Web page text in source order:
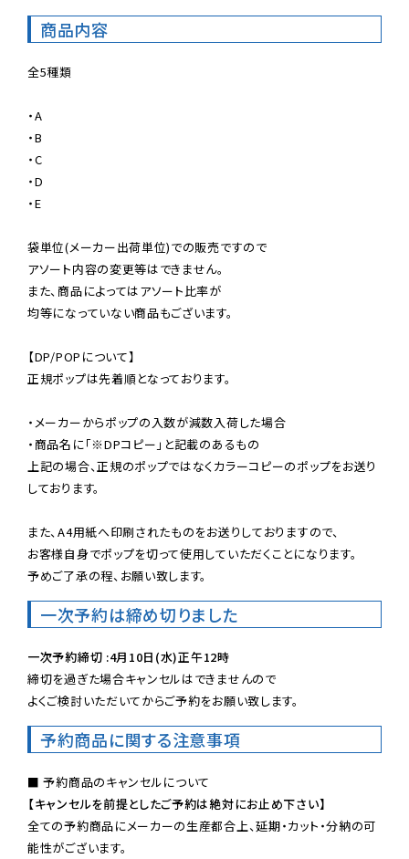
商品内容
全5種類
・A
・B
・C
・D
・E
袋単位(メーカー出荷単位)での販売ですので
アソート内容の変更等はできません。
また、商品によってはアソート比率が
均等になっていない商品もございます。
【DP/POPについて】
正規ポップは先着順となっております。
・メーカーからポップの入数が減数入荷した場合
・商品名に「※DPコピー」と記載のあるもの
上記の場合、正規のポップではなくカラーコピーのポップをお送り
しております。
また、A4用紙へ印刷されたものをお送りしておりますので、
お客様自身でポップを切って使用していただくことになります。
予めご了承の程、お願い致します。
一次予約は締め切りました
一次予約締切 :4月10日(水)正午12時
締切を過ぎた場合キャンセルはできませんので
よくご検討いただいてからご予約をお願い致します。
予約商品に関する注意事項
【キャンセルを前提としたご予約は絶対にお止め下さい】
全ての予約商品にメーカーの生産都合上、延期・カット・分納の可
能性がございます。